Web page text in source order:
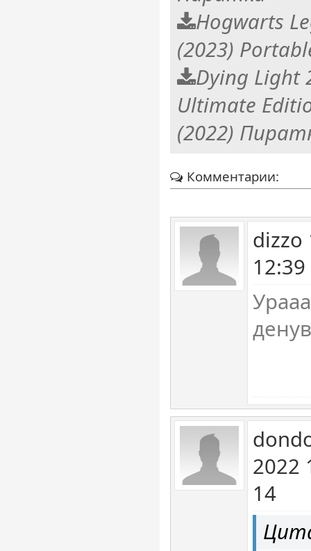
Hogwarts
(2023)
Dying Light
Ultimate
(2022)
Комментарии:
dizzo
2022
14